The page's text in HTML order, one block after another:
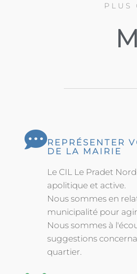
PLUS
REPRÉSENTER
DE LA MAIRIE
Le CIL Le Pradet
apolitique et active.
Nous sommes en
municipalité pour
Nous sommes à
suggestions
quartier.